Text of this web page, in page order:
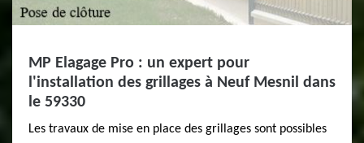
MP Elagage Pro : un expert pour
l'installation des grillages à Neuf Mesnil dans
le 59330
Les travaux de mise en place des grillages sont possibles